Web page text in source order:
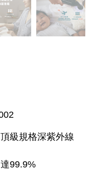
級規格深紫外線
99.9%